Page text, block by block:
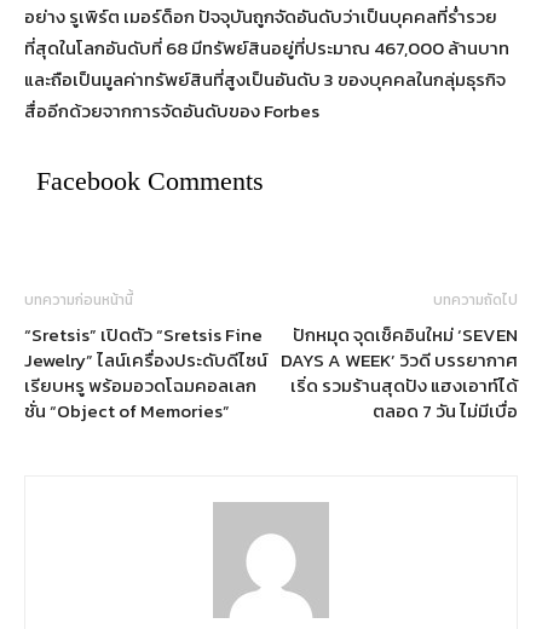
อย่าง รูเพิร์ต เมอร์ด็อก ปัจจุบันถูกจัดอันดับว่าเป็นบุคคลที่ร่ำรวย
ที่สุดในโลกอันดับที่ 68 มีทรัพย์สินอยู่ที่ประมาณ 467,000 ล้านบาท
และถือเป็นมูลค่าทรัพย์สินที่สูงเป็นอันดับ 3 ของบุคคลในกลุ่มธุรกิจ
สื่ออีกด้วยจากการจัดอันดับของ Forbes
Facebook Comments
บทความก่อนหน้านี้
“Sretsis” เปิดตัว “Sretsis Fine
Jewelry” ไลน์เครื่องประดับดีไซน์
เรียบหรู พร้อมอวดโฉมคอลเลก
ชั่น “Object of Memories”
บทความถัดไป
ปักหมุด จุดเช็คอินใหม่ ‘SEVEN
DAYS A WEEK’ วิวดี บรรยากาศ
เริ่ด รวมร้านสุดปัง แฮงเอาท์ได้
ตลอด 7 วัน ไม่มีเบื่อ